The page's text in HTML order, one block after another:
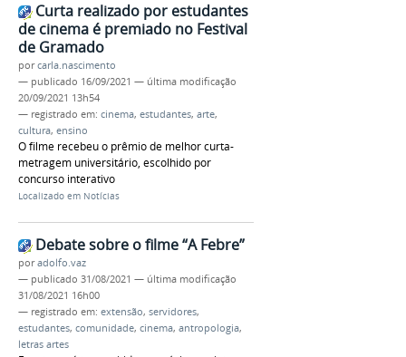
Curta realizado por estudantes
de cinema é premiado no Festival
de Gramado
porcarla.nascimento
— publicado 16/09/2021 — última modificação
20/09/2021 13h54
— registrado em: cinema, estudantes, arte,
cultura, ensino
O filme recebeu o prêmio de melhor curta-
metragem universitário, escolhido por
concurso interativo
Localizado em Notícias
Debate sobre o filme “A Febre”
poradolfo.vaz
— publicado 31/08/2021 — última modificação
31/08/2021 16h00
— registrado em: extensão, servidores,
estudantes, comunidade, cinema, antropologia,
letras artes